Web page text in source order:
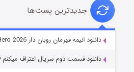
شوهر
جدیدترین پست‌ها
دانلود انیمه قهرمان روبان دار The Ribbon Hero 2026
دانلود قسمت دوم سریال اعتراف میکنم 1080p BluRay